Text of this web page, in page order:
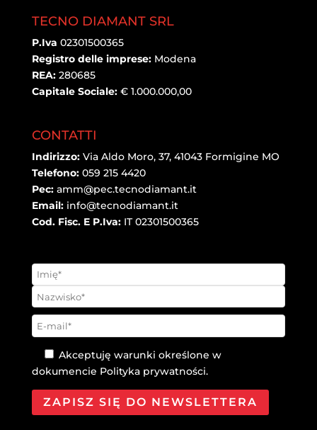
TECNO DIAMANT SRL
P.Iva 02301500365
Registro delle imprese:Modena
REA:280685
Capitale Sociale: € 1.000.000,00
CONTATTI
Indirizzo: Via Aldo Moro, 37, 41043 Formigine MO
Telefono: 059 215 4420
Pec: amm@pec.tecnodiamant.it
Email: info@tecnodiamant.it
Cod. Fisc. E P.Iva:IT 02301500365
Akceptuję warunki określone w
dokumencie Polityka prywatności.